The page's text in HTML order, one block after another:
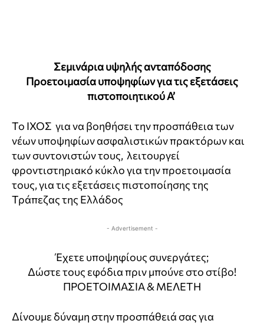
Σεμινάρια υψηλής ανταπόδοσης
Προετοιμασία υποψηφίων για τις εξετάσεις
πιστοποιητικού Α’
Το ΙΧΟΣ για να βοηθήσει την προσπάθεια των
νέων υποψηφίων ασφαλιστικών πρακτόρων και
των συντονιστών τους, λειτουργεί
φροντιστηριακό κύκλο για την προετοιμασία
τους, για τις εξετάσεις πιστοποίησης της
Τράπεζας της Ελλάδος
- Advertisement -
Έχετε υποψηφίους συνεργάτες;
Δώστε τους εφόδια πριν μπούνε στο στίβο!
ΠΡΟΕΤΟΙΜΑΣΙΑ & ΜΕΛΕΤΗ
Δίνουμε δύναμη στην προσπάθειά σας για